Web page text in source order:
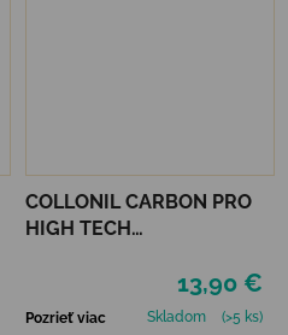
COLLONIL CARBON PRO
HIGH TECH
13,90 €
Pozrieť viac Skladom (>5 ks)